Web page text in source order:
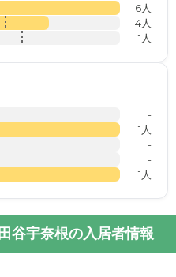
6人
4人
1人
-
1人
-
-
1人
谷宇奈根の入居者情報